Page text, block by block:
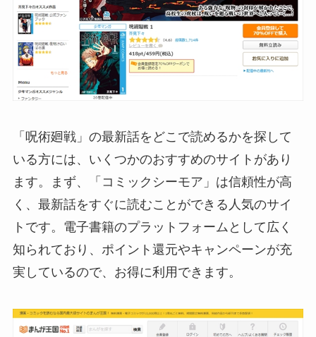
「呪術廻戦」の最新話をどこで読めるかを探して
いる方には、いくつかのおすすめのサイトがあり
ます。まず、「コミックシーモア」は信頼性が高
く、最新話をすぐに読むことができる人気のサイ
トです。電子書籍のプラットフォームとして広く
知られており、ポイント還元やキャンペーンが充
実しているので、お得に利用できます。